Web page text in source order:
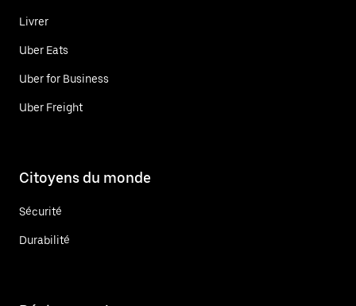
Livrer
Uber Eats
Uber for Business
Uber Freight
Citoyens du monde
Sécurité
Durabilité